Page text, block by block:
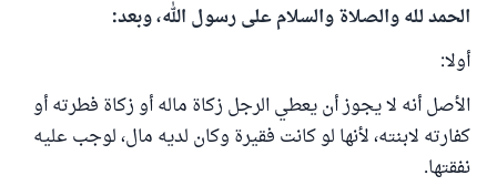
الحمد لله والصلاة والسلام على رسول الله، وبعد:
أولا:
الأصل أنه لا يجوز أن يعطي الرجل زكاة ماله أو زكاة فطرته أو
كفارته لابنته، لأنها لو كانت فقيرة وكان لديه مال، لوجب عليه
نفقتها.